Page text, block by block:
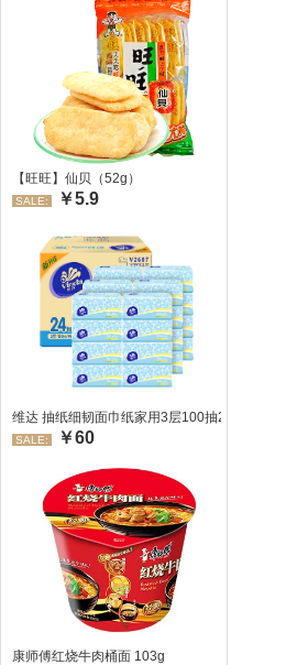
【旺旺】仙贝（52g）
SALE: ￥5.9
维达 抽纸细韧面巾纸家用3层100抽24包/箱 超值
SALE: ￥60
康师傅红烧牛肉桶面 103g